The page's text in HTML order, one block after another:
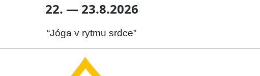
22. — 23.8.2026
“Jóga v rytmu srdce”